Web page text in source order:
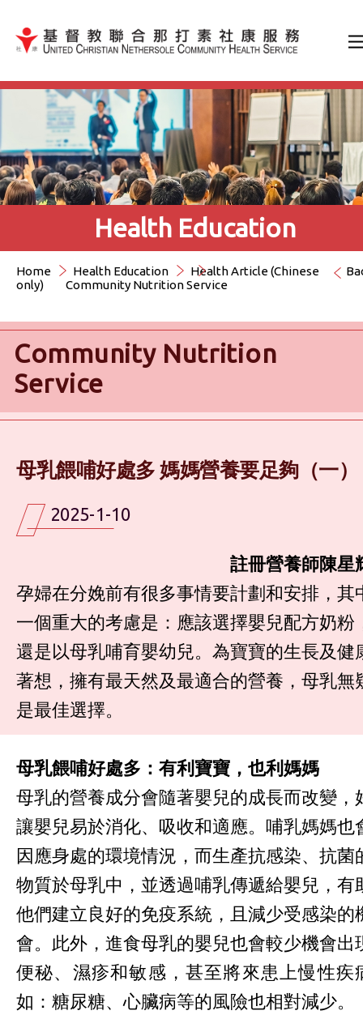
Jump to Content（按輸入鍵
Health Education
Home Health Education
Health Article (Chinese
only)
Community Nutrition Service
Community Nutrition
Service
母乳餵哺好處多 媽媽營養要足夠（一）
2025-1-10
註冊營養師陳星
孕婦在分娩前有很多事情要計劃和安排，其
一個重大的考慮是：應該選擇嬰兒配方奶粉
還是以母乳哺育嬰幼兒。為寶寶的生長及健
著想，擁有最天然及最適合的營養，母乳無
是最佳選擇。
母乳餵哺好處多：有利寶寶，也利媽媽
母乳的營養成分會隨著嬰兒的成長而改變，
讓嬰兒易於消化、吸收和適應。哺乳媽媽也
因應身處的環境情況，而生產抗感染、抗菌
物質於母乳中，並透過哺乳傳遞給嬰兒，有
他們建立良好的免疫系統，且減少受感染的
會。此外，進食母乳的嬰兒也會較少機會出
便秘、濕疹和敏感，甚至將來患上慢性疾
如：糖尿糖、心臟病等的風險也相對減少。